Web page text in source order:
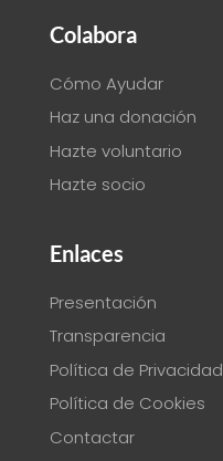
Colabora
Cómo Ayudar
Haz una donación
Hazte voluntario
Hazte socio
Enlaces
Presentación
Transparencia
Política de Privacidad
Política de Cookies
Contactar